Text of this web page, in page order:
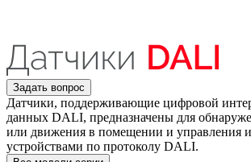
Задать вопрос
Датчики, поддерживающие цифровой
данных DALI, предназначены для
или движения в помещении и управления
устройствами по протоколу DALI.